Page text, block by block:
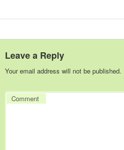
Leave a Reply
Your email address will not be published.
Comment